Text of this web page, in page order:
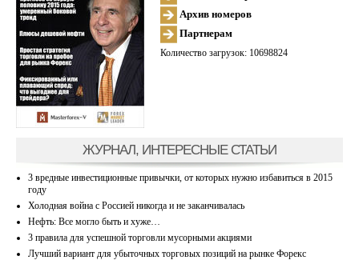
Архив номеров
Партнерам
Количество загрузок: 10698824
ЖУРНАЛ, ИНТЕРЕСНЫЕ СТАТЬИ
3 вредные инвестиционные привычки, от которых нужно избавиться в 2015
году
Холодная война с Россией никогда и не заканчивалась
Нефть: Все могло быть и хуже…
3 правила для успешной торговли мусорными акциями
Лучший вариант для убыточных торговых позиций на рынке Форекс